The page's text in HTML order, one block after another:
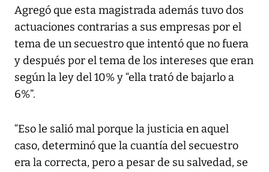
Agregó que esta magistrada además tuvo dos
actuaciones contrarias a sus empresas por el
tema de un secuestro que intentó que no fuera
y después por el tema de los intereses que eran
según la ley del 10% y “ella trató de bajarlo a
6%”.
“Eso le salió mal porque la justicia en aquel
caso, determinó que la cuantía del secuestro
era la correcta, pero a pesar de su salvedad, se